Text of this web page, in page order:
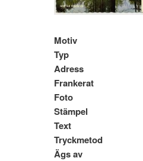
Motiv
Typ
Adress
Frankerat
Foto
Stämpel
Text
Tryckmetod
Ägs av